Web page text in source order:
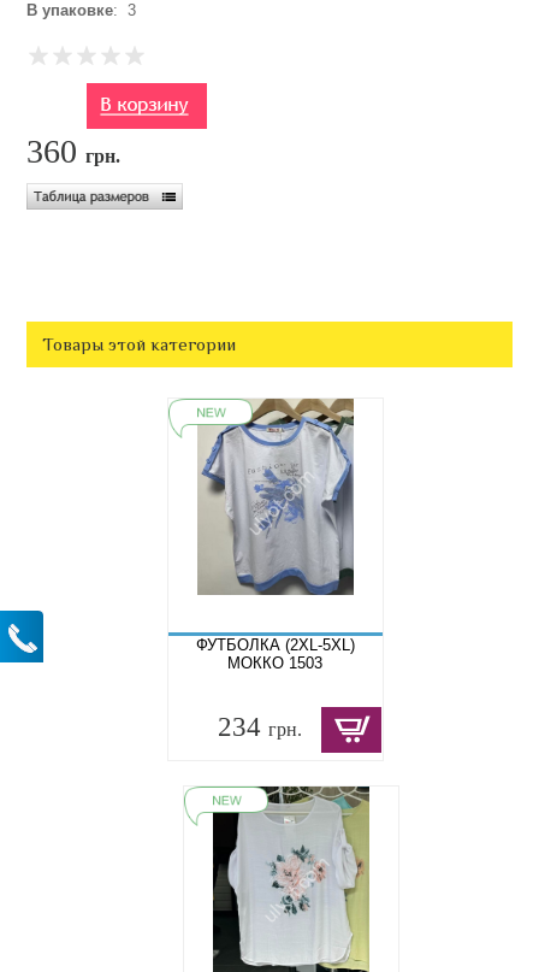
В упаковке: 3
360грн.
Товары этой категории
ФУТБОЛКА (2XL-5XL)
МОККО 1503
234 грн.